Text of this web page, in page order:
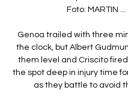
Foto: MARTIN ...
Genoa trailed with three
the clock, but Albert
them level and Criscito
the spot deep in injury time
as they battle to avoid